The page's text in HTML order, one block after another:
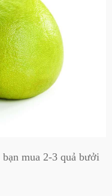
mua 2-3 quả bưởi